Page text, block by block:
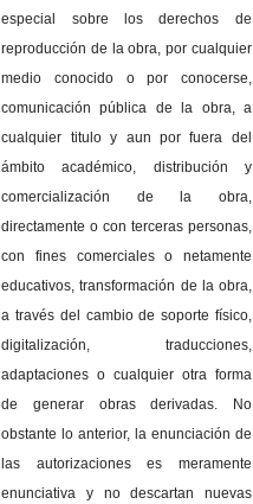
especial sobre los derechos de
reproducción de la obra, por cualquier
medio conocido o por conocerse,
comunicación pública de la obra, a
cualquier titulo y aun por fuera del
ámbito académico, distribución y
comercialización de la obra,
directamente o con terceras personas,
con fines comerciales o netamente
educativos, transformación de la obra,
a través del cambio de soporte físico,
digitalización, traducciones,
adaptaciones o cualquier otra forma
de generar obras derivadas. No
obstante lo anterior, la enunciación de
las autorizaciones es meramente
enunciativa y no descartan nuevas